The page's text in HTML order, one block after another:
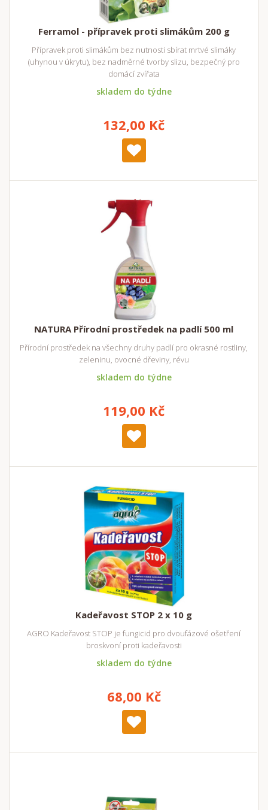
Ferramol - přípravek proti slimákům 200 g
Přípravek proti slimákům bez nutnosti sbírat mrtvé slimáky
(uhynou v úkrytu), bez nadměrné tvorby slizu, bezpečný pro
domácí zvířata
skladem do týdne
132,00 Kč
NATURA Přírodní prostředek na padlí 500 ml
Přírodní prostředek na všechny druhy padlí pro okrasné rostliny,
zeleninu, ovocné dřeviny, révu
skladem do týdne
119,00 Kč
Kadeřavost STOP 2 x 10 g
AGRO Kadeřavost STOP je fungicid pro dvoufázové ošetření
broskvoní proti kadeřavosti
skladem do týdne
68,00 Kč